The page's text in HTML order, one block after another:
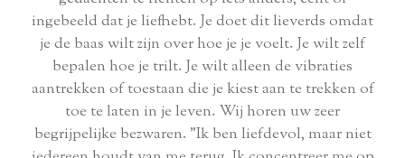
ingebeeld dat je liefhebt. Je doet dit lieverds omdat
je de baas wilt zijn over hoe je je voelt. Je wilt zelf
bepalen hoe je trilt. Je wilt alleen de vibraties
aantrekken of toestaan die je kiest aan te trekken of
toe te laten in je leven. Wij horen uw zeer
begrijpelijke bezwaren. "Ik ben liefdevol, maar niet